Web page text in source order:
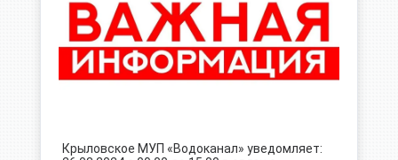
Крыловское МУП «Водоканал» уведомляет: